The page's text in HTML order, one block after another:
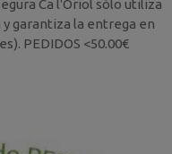
Ca l'Oriol sólo utiliza
garantiza la entrega en
PEDIDOS <50.00€